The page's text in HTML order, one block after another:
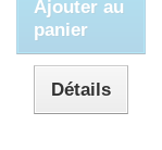
Ajouter au
panier
Détails